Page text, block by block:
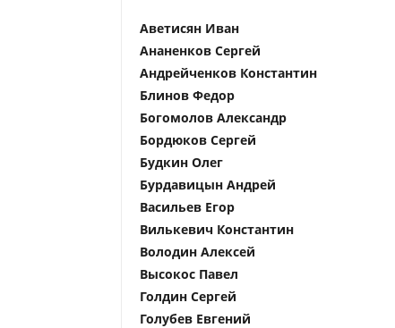
Аветисян Иван
Ананенков Сергей
Андрейченков Константин
Блинов Федор
Богомолов Александр
Бордюков Сергей
Будкин Олег
Бурдавицын Андрей
Васильев Егор
Вилькевич Константин
Володин Алексей
Высокос Павел
Голдин Сергей
Голубев Евгений